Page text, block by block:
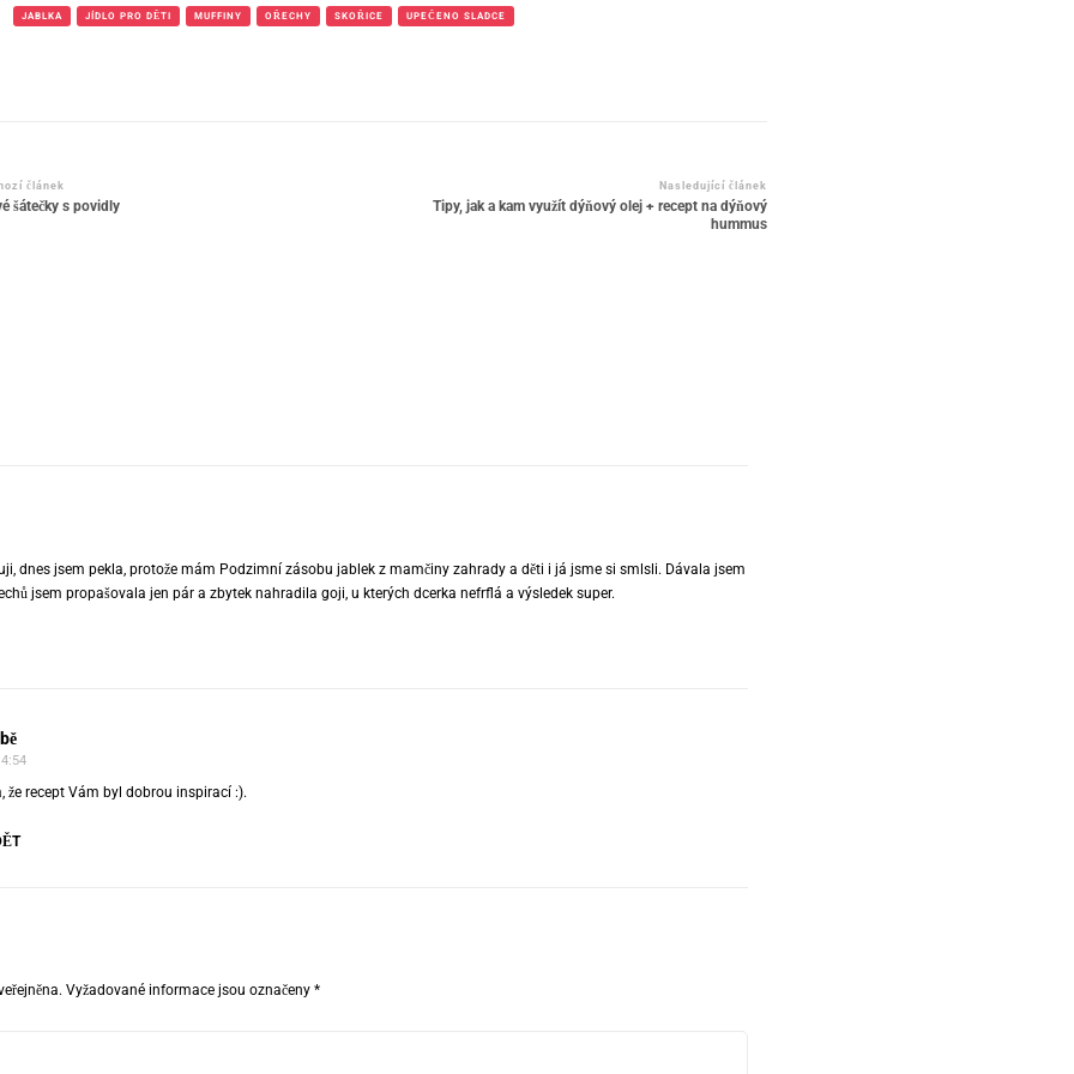
JABLKA JÍDLO PRO DĚTI MUFFINY OŘECHY SKOŘICE UPEČENO SLADCE
článek
šátečky s povidly
Nasledující článek
Tipy, jak a kam využít dýňový olej + recept na dýňový
hummus
dnes jsem pekla, protože mám Podzimní zásobu jablek z mamčiny zahrady a děti i já jsme si smlsli. Dávala jsem
jsem propašovala jen pár a zbytek nahradila goji, u kterých dcerka nefrflá a výsledek super.
že recept Vám byl dobrou inspirací :).
Vyžadované informace jsou označeny *